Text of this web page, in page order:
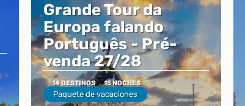
Grande Tour da
Europa falando
Português - Pré-
venda 27/28
14 DESTINOS 15 NOCHES
Paquete de vacaciones